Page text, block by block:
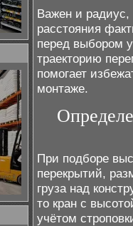
Важен и радиус,
расстояния
перед выбором
траекторию
помогает
монтаже.
При подборе
перекрытий,
груза над
то кран с
учётом